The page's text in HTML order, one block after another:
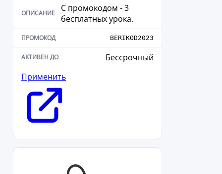
С промокодом - 3
бесплатных урока.
BERIKOD2023
Бессрочный
Применить